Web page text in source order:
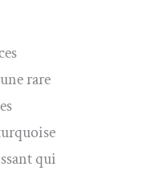
rare
qui